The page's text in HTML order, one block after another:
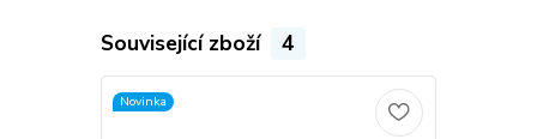
Související zboží 4
Novinka